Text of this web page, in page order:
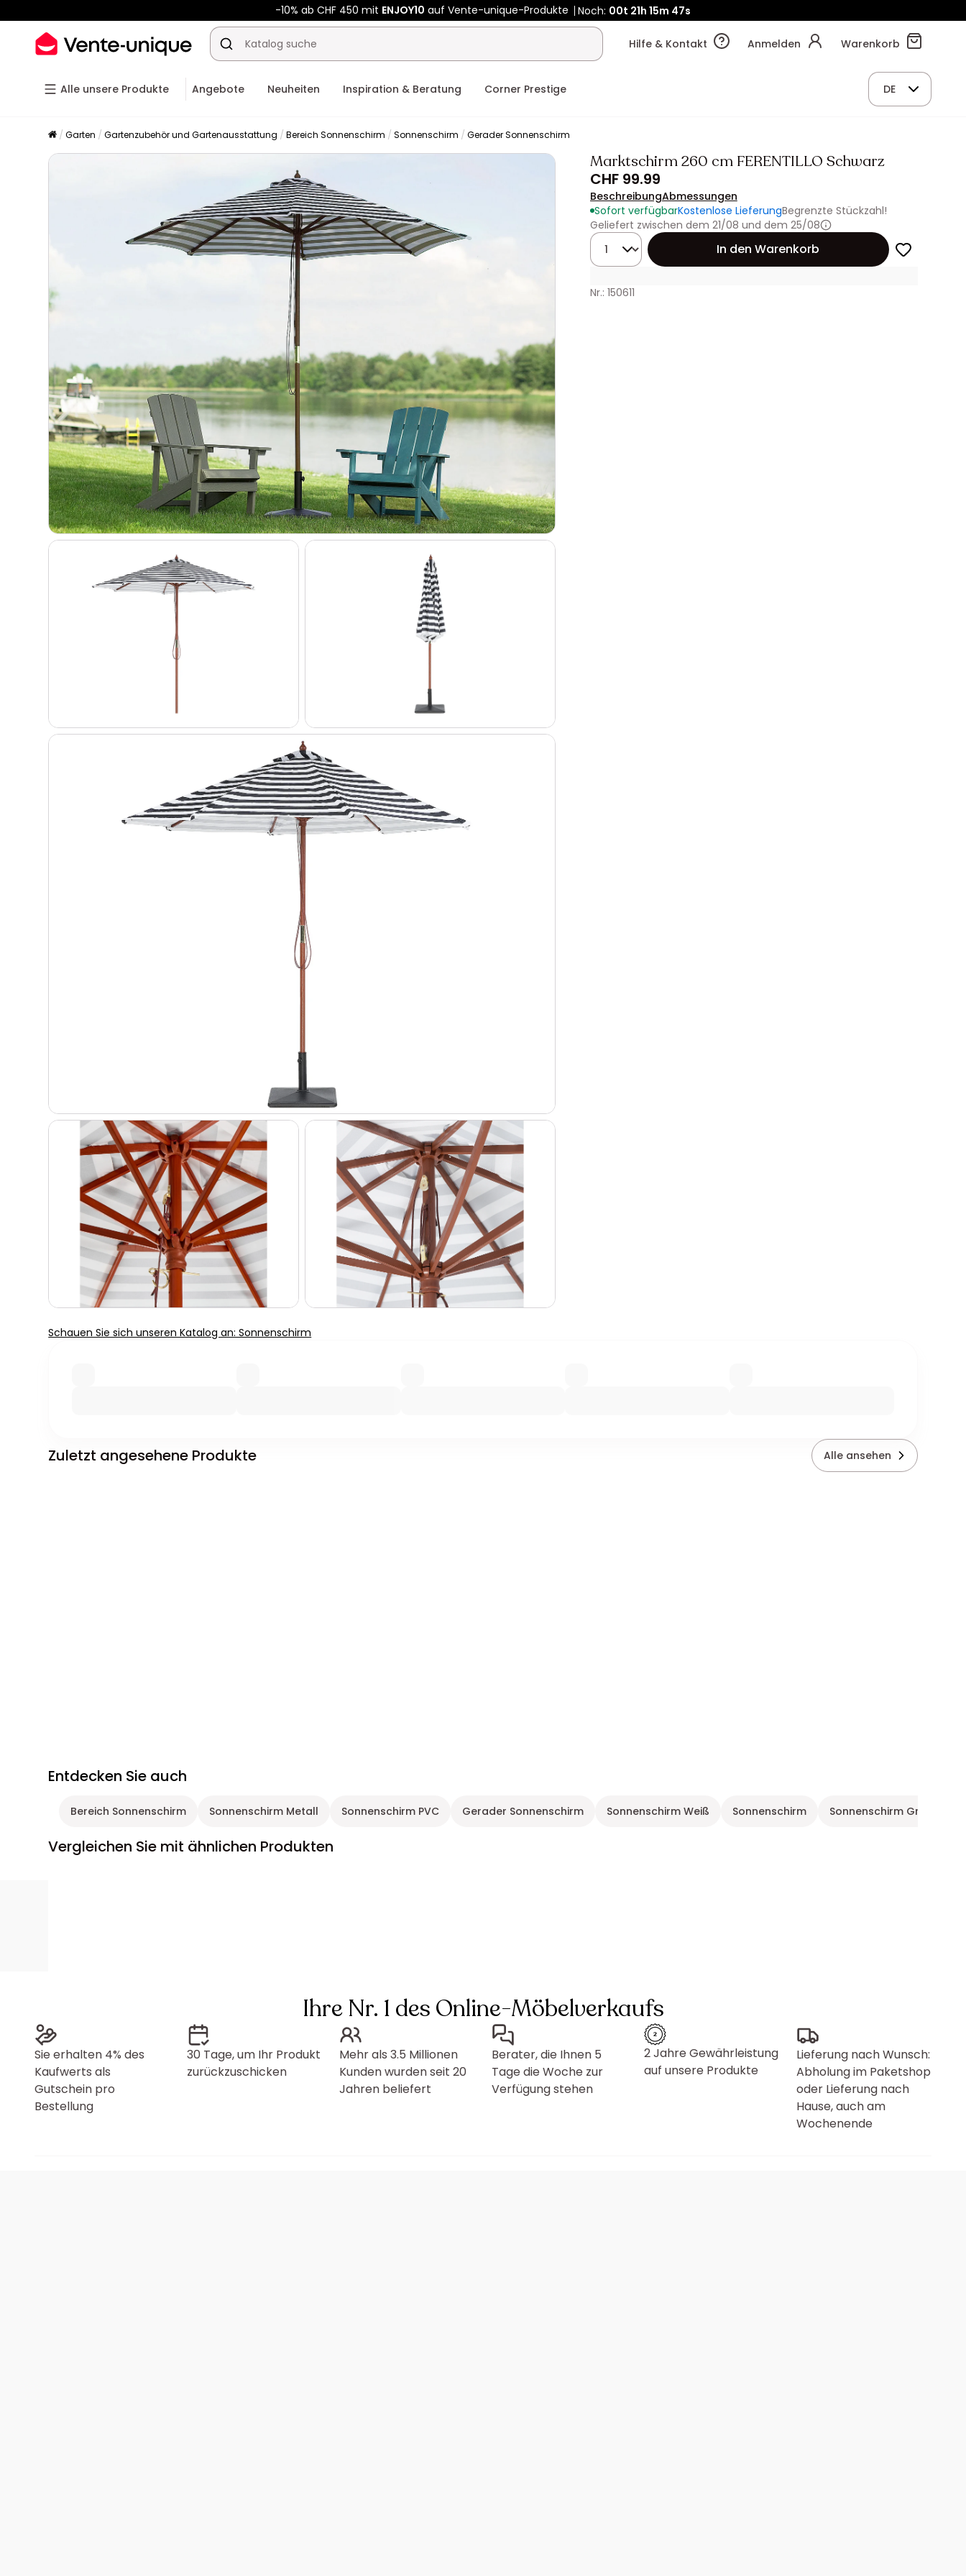
-10% ab CHF 450 mit ENJOY10 auf Vente-unique-Produkte Noch: 00t 21h 15m 45s
Hilfe & Kontakt Anmelden Warenkorb
Alle unsere Produkte Angebote Neuheiten Inspiration & Beratung Corner Prestige DE
Garten Gartenzubehör und Gartenausstattung Bereich Sonnenschirm Sonnenschirm Gerader Sonnenschirm
Marktschirm 260 cm FERENTILLO Schwarz
CHF 99.99
BeschreibungAbmessungen
Sofort verfügbarKostenlose LieferungBegrenzte Stückzahl!
Geliefert zwischen dem 21/08 und dem 25/08
Menge
In den Warenkorb
Nr.: 150611
Schauen Sie sich unseren Katalog an: Sonnenschirm
Zuletzt angesehene Produkte Alle ansehen
Entdecken Sie auch
Bereich Sonnenschirm Sonnenschirm Metall Sonnenschirm PVC Gerader Sonnenschirm Sonnenschirm Weiß Sonnenschirm Sonnenschirm Grau
Vergleichen Sie mit ähnlichen Produkten
Ihre Nr. 1 des Online-Möbelverkaufs
Sie erhalten 4% des
Kaufwerts als
Gutschein pro
Bestellung
30 Tage, um Ihr Produkt
zurückzuschicken
Mehr als 3.5 Millionen
Kunden wurden seit 20
Jahren beliefert
Berater, die Ihnen 5
Tage die Woche zur
Verfügung stehen
2 Jahre Gewährleistung
auf unsere Produkte
Lieferung nach Wunsch:
Abholung im Paketshop
oder Lieferung nach
Hause, auch am
Wochenende